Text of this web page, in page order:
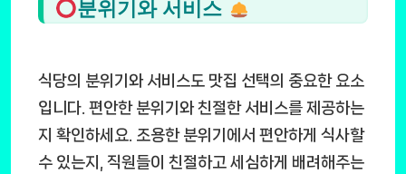
분위기와 서비스
식당의 분위기와 서비스도 맛집 선택의 중요한 요소
입니다. 편안한 분위기와 친절한 서비스를 제공하는
지 확인하세요. 조용한 분위기에서 편안하게 식사할
수 있는지, 직원들이 친절하고 세심하게 배려해주는